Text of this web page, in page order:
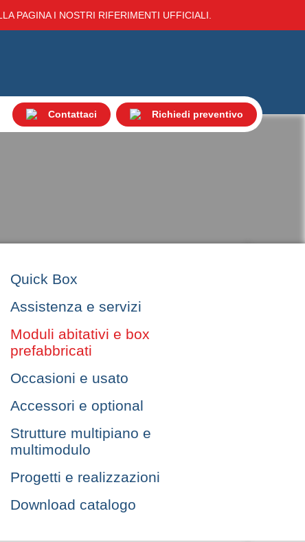
PAGINA I NOSTRI RIFERIMENTI UFFICIALI.
Contattaci Richiedi preventivo
Quick Box
Assistenza e servizi
Moduli abitativi e box
prefabbricati
Occasioni e usato
Accessori e optional
Strutture multipiano e
multimodulo
Progetti e realizzazioni
Download catalogo